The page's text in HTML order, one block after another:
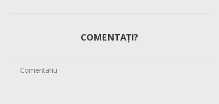
COMENTAȚI?